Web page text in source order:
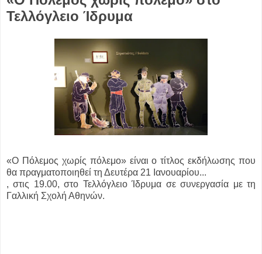
Τελλόγλειο Ίδρυμα
«Ο Πόλεμος χωρίς πόλεμο» είναι ο τίτλος εκδήλωσης που
θα πραγματοποιηθεί τη Δευτέρα 21 Ιανουαρίου...
, στις 19.00, στο Τελλόγλειο Ίδρυμα σε συνεργασία με τη
Γαλλική Σχολή Αθηνών.